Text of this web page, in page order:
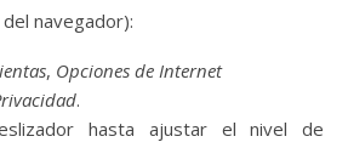
navegador):
, Opciones de Internet
.
hasta ajustar el nivel de